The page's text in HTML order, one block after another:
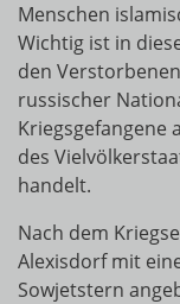
Menschen
Wichtig ist in
den
russischer
Kriegsgefangene
des
handelt.
Nach dem
Alexisdorf mit
Sowjetstern